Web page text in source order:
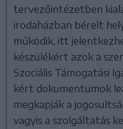
tervezőintézetben
irodaházban bérelt
működik, itt
készülékért azok a
Szociális Támogatási
kért dokumentumok
megkapják a
vagyis a szolgáltatás